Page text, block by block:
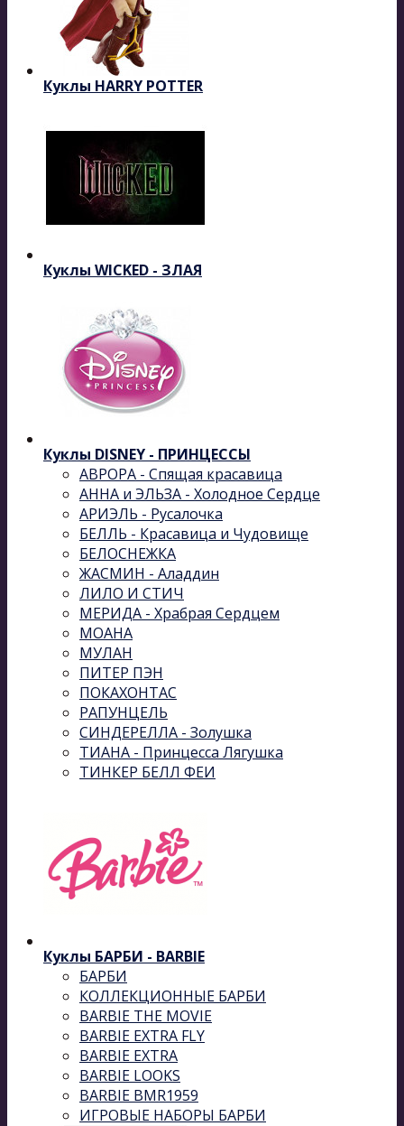
Куклы HARRY POTTER
Куклы WICKED - ЗЛАЯ
Куклы DISNEY - ПРИНЦЕССЫ
АВРОРА - Спящая красавица
АННА и ЭЛЬЗА - Холодное Сердце
АРИЭЛЬ - Русалочка
БЕЛЛЬ - Красавица и Чудовище
БЕЛОСНЕЖКА
ЖАСМИН - Аладдин
ЛИЛО И СТИЧ
МЕРИДА - Храбрая Сердцем
МОАНА
МУЛАН
ПИТЕР ПЭН
ПОКАХОНТАС
РАПУНЦЕЛЬ
СИНДЕРЕЛЛА - Золушка
ТИАНА - Принцесса Лягушка
ТИНКЕР БЕЛЛ ФЕИ
Куклы БАРБИ - BARBIE
БАРБИ
КОЛЛЕКЦИОННЫЕ БАРБИ
BARBIE THE MOVIE
BARBIE EXTRA FLY
BARBIE EXTRA
BARBIE LOOKS
BARBIE BMR1959
ИГРОВЫЕ НАБОРЫ БАРБИ